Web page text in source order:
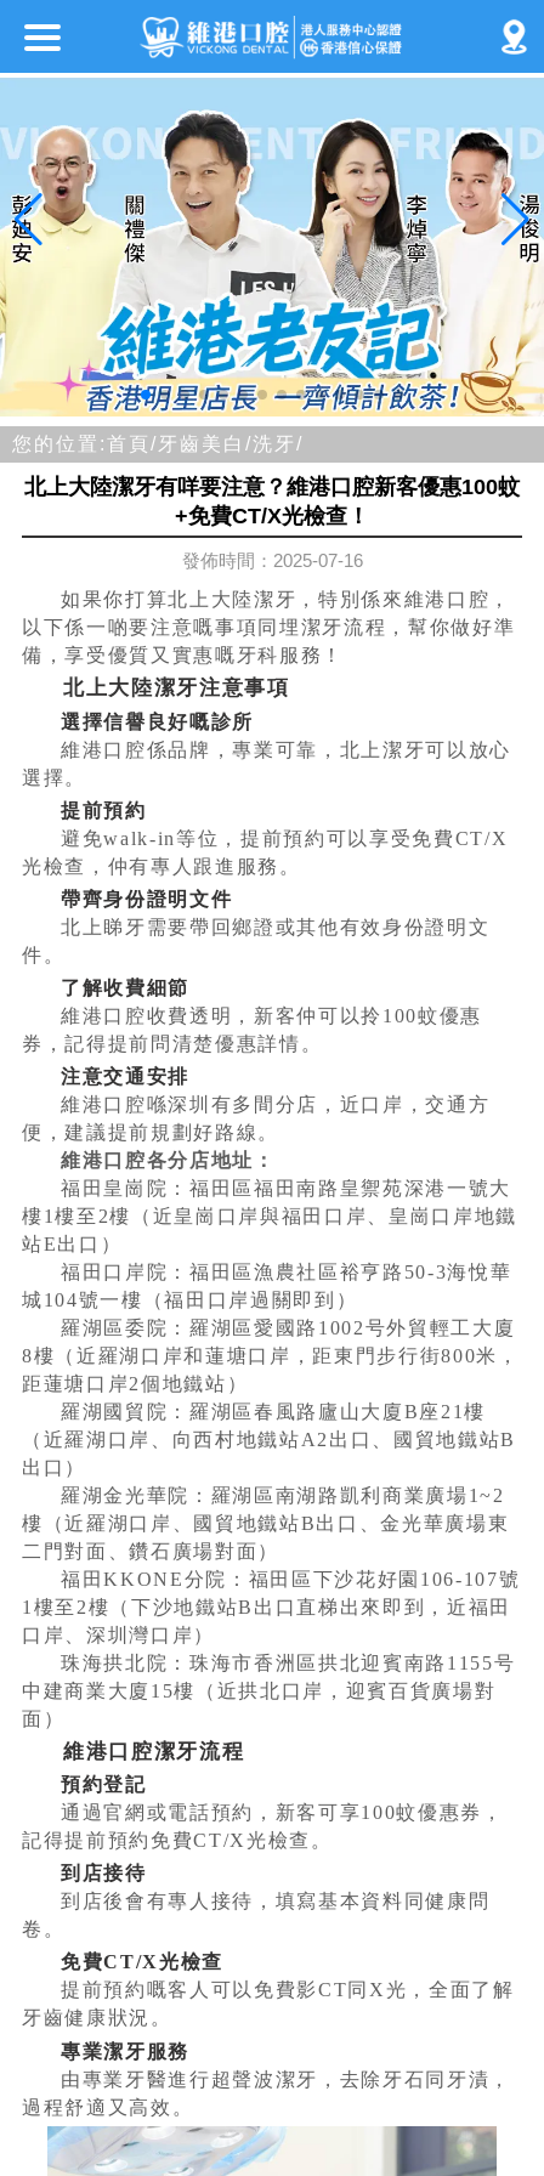
您的位置:首頁/ 牙齒美白/洗牙/
北上大陸潔牙有咩要注意？維港口腔新客優惠100蚊
+免費CT/X光檢查！
發佈時間：2025-07-16
如果你打算北上大陸潔牙，特別係來維港口腔，
以下係一啲要注意嘅事項同埋潔牙流程，幫你做好準
備，享受優質又實惠嘅牙科服務！
北上大陸潔牙注意事項
選擇信譽良好嘅診所
維港口腔係品牌，專業可靠，北上潔牙可以放心
選擇。
提前預約
避免walk-in等位，提前預約可以享受免費CT/X
光檢查，仲有專人跟進服務。
帶齊身份證明文件
北上睇牙需要帶回鄉證或其他有效身份證明文
件。
了解收費細節
維港口腔收費透明，新客仲可以拎100蚊優惠
券，記得提前問清楚優惠詳情。
注意交通安排
維港口腔喺深圳有多間分店，近口岸，交通方
便，建議提前規劃好路線。
維港口腔各分店地址：
福田皇崗院：福田區福田南路皇禦苑深港一號大
樓1樓至2樓（近皇崗口岸與福田口岸、皇崗口岸地鐵
站E出口）
福田口岸院：福田區漁農社區裕亨路50-3海悅華
城104號一樓（福田口岸過關即到）
羅湖區委院：羅湖區愛國路1002号外貿輕工大廈
8樓（近羅湖口岸和蓮塘口岸，距東門步行街800米，
距蓮塘口岸2個地鐵站）
羅湖國貿院：羅湖區春風路廬山大廈B座21樓
（近羅湖口岸、向西村地鐵站A2出口、國貿地鐵站B
出口）
羅湖金光華院：羅湖區南湖路凱利商業廣場1~2
樓（近羅湖口岸、國貿地鐵站B出口、金光華廣場東
二門對面、鑽石廣場對面）
福田KKONE分院：福田區下沙花好園106-107號
1樓至2樓（下沙地鐵站B出口直梯出來即到，近福田
口岸、深圳灣口岸）
珠海拱北院：珠海市香洲區拱北迎賓南路1155号
中建商業大廈15樓（近拱北口岸，迎賓百貨廣場對
面）
維港口腔潔牙流程
預約登記
通過官網或電話預約，新客可享100蚊優惠券，
記得提前預約免費CT/X光檢查。
到店接待
到店後會有專人接待，填寫基本資料同健康問
卷。
免費CT/X光檢查
提前預約嘅客人可以免費影CT同X光，全面了解
牙齒健康狀況。
專業潔牙服務
由專業牙醫進行超聲波潔牙，去除牙石同牙漬，
過程舒適又高效。